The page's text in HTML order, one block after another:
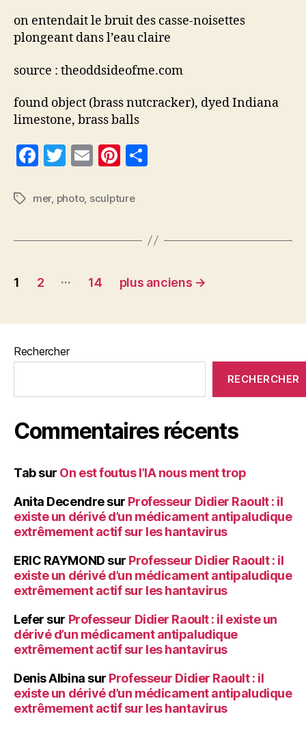
on entendait le bruit des casse-noisettes
plongeant dans l’eau claire
source : theoddsideofme.com
found object (brass nutcracker), dyed Indiana
limestone, brass balls
F
c
b
o
T
itt
E
ai
Pi
er
t
g
Étiquettes
mer, photo, sculpture
Pagination
publications
1 2 … 14 plus anciens →
Rechercher
RECHERCHER
Commentaires récents
Tabsur On est foutus l’IA nous ment trop
Anita Decendresur Professeur Didier Raoult : il
existe un dérivé d’un médicament antipaludique
extrêmement actif sur les hantavirus
ERIC RAYMOND sur Professeur Didier Raoult : il
existe un dérivé d’un médicament antipaludique
extrêmement actif sur les hantavirus
Lefer sur Professeur Didier Raoult : il existe un
dérivé d’un médicament antipaludique
extrêmement actif sur les hantavirus
Denis Albina sur Professeur Didier Raoult : il
existe un dérivé d’un médicament antipaludique
extrêmement actif sur les hantavirus